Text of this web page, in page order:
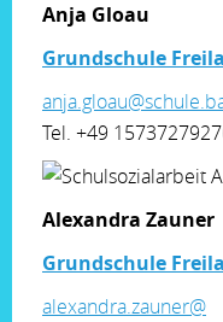
Anja Gloau
Grundschule
Tel. +49
Alexandra Zauner
Grundschule
alexandra.zauner@